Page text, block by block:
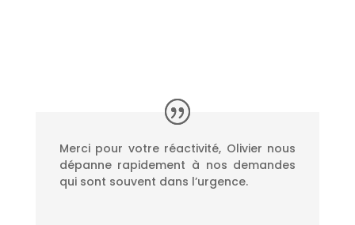
Merci pour votre réactivité, Olivier nous
dépanne rapidement à nos demandes
qui sont souvent dans l’urgence.